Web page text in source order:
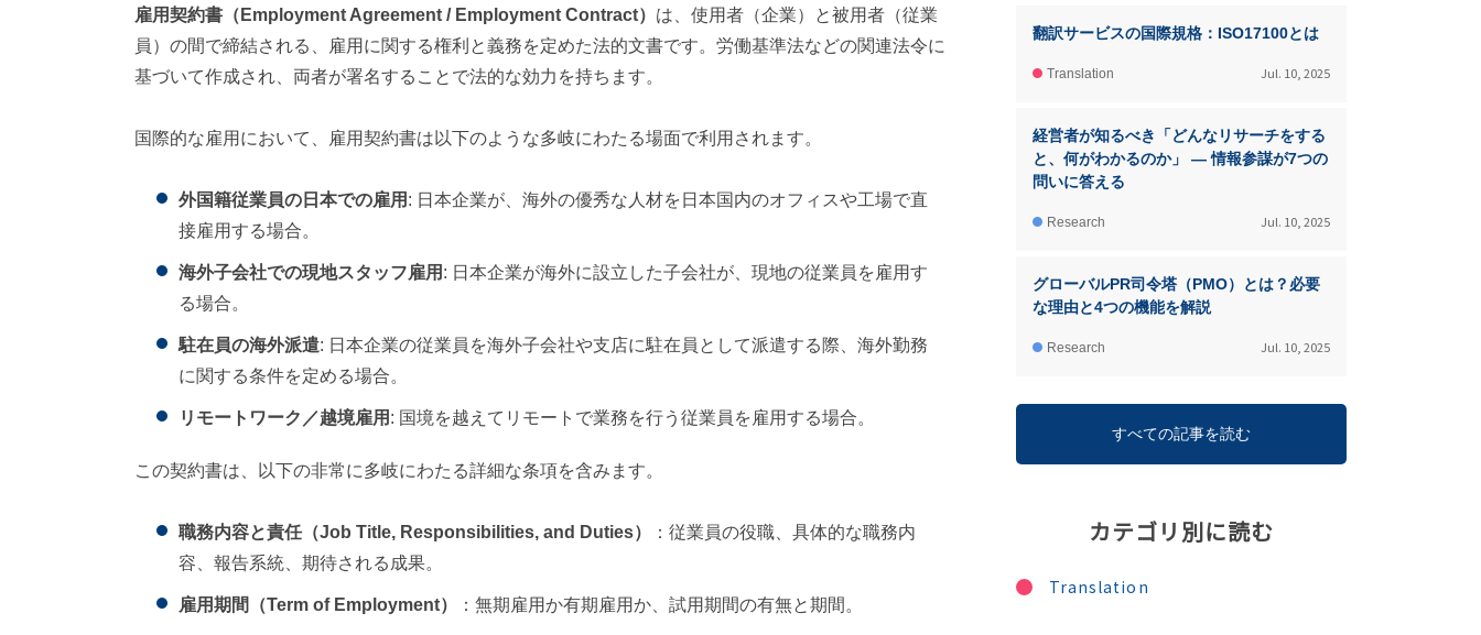
雇用契約書（Employment Agreement / Employment Contract） は、使用者（企業）と被用者（従業
員）の間で締結される、雇用に関する権利と義務を定めた法的文書です。労働基準法などの関連法令に
基づいて作成され、両者が署名することで法的な効力を持ちます。
国際的な雇用において、雇用契約書は以下のような多岐にわたる場面で利用されます。
外国籍従業員の日本での雇用 : 日本企業が、海外の優秀な人材を日本国内のオフィスや工場で直
接雇用する場合。
海外子会社での現地スタッフ雇用 : 日本企業が海外に設立した子会社が、現地の従業員を雇用す
る場合。
駐在員の海外派遣: 日本企業の従業員を海外子会社や支店に駐在員として派遣する際、海外勤務
に関する条件を定める場合。
リモートワーク／越境雇用 : 国境を越えてリモートで業務を行う従業員を雇用する場合。
この契約書は、以下の非常に多岐にわたる詳細な条項を含みます。
職務内容と責任（Job Title, Responsibilities, and Duties）
：従業員の役職、具体的な職務内
容、報告系統、期待される成果。
雇用期間（Term of Employment） ：無期雇用か有期雇用か、試用期間の有無と期間。
翻訳サービスの国際規格：ISO17100とは
Translation Jul. 10, 2025
経営者が知るべき「どんなリサーチをする
と、何がわかるのか」 ― 情報参謀が7つの
問いに答える
Research Jul. 10, 2025
グローバルPR司令塔（PMO）とは？必要
な理由と4つの機能を解説
Research Jul. 10, 2025
すべての記事を読む
カテゴリ別に読む
Translation